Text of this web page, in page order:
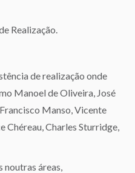
Realização.
de realização onde
Manoel de Oliveira, José
Manso, Vicente
Chéreau, Charles Sturridge,
noutras áreas,